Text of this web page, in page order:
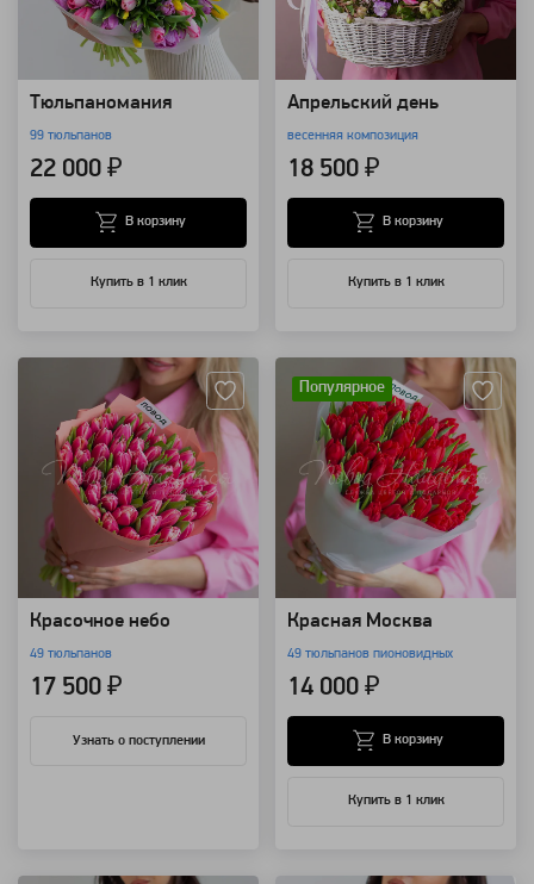
Тюльпаномания
99 тюльпанов
22 000 ₽
Купить в 1 клик
В корзину
Апрельский день
весенняя композиция
18 500 ₽
Купить в 1 клик
В корзину
Красочное небо
49 тюльпанов
17 500 ₽
Узнать о поступлении
Популярное
Красная Москва
49 тюльпанов пионовидных
14 000 ₽
Купить в 1 клик
В корзину